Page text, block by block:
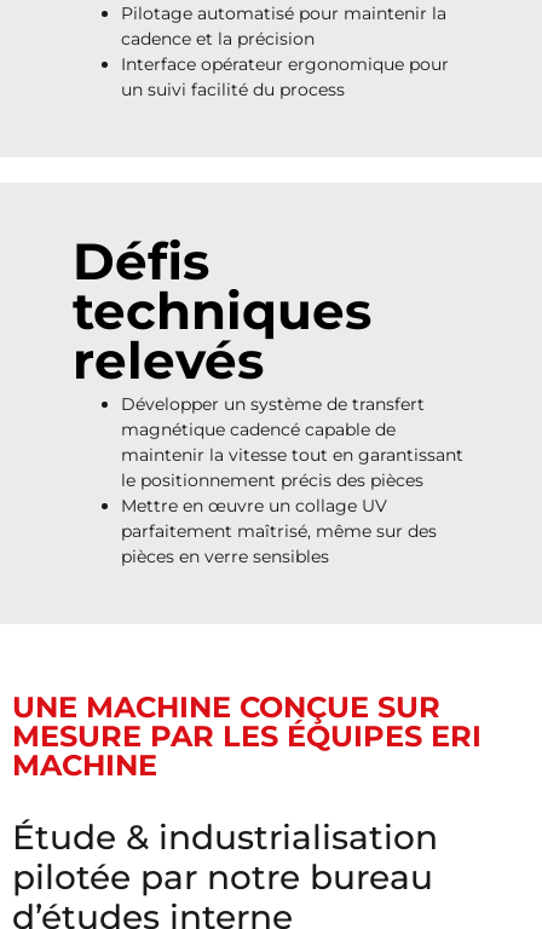
Pilotage automatisé pour maintenir la
cadence et la précision
Interface opérateur ergonomique pour
un suivi facilité du process
Défis
techniques
relevés
Développer un système de transfert
magnétique cadencé capable de
maintenir la vitesse tout en garantissant
le positionnement précis des pièces
Mettre en œuvre un collage UV
parfaitement maîtrisé, même sur des
pièces en verre sensibles
UNE MACHINE CONÇUE SUR
MESURE PAR LES ÉQUIPES ERI
MACHINE
Étude & industrialisation
pilotée par notre bureau
d’études interne